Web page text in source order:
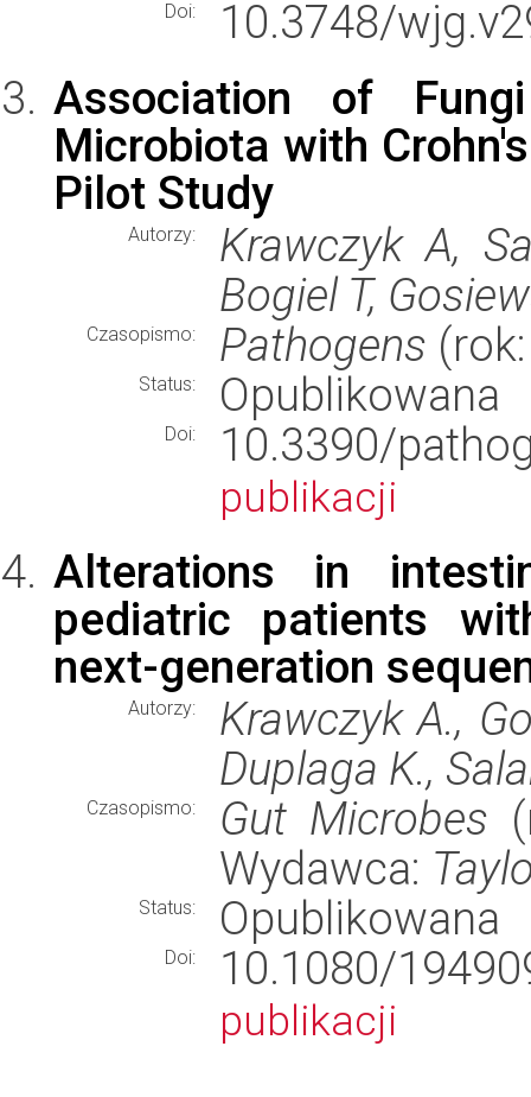
Doi:
10.3748/
Association of
Microbiota with
Pilot Study
Autorzy:
Krawczyk A,
Bogiel T,
Czasopismo: Pathogens
Status: Opublikowana
Doi: 10.3390/
publikacji
Alterations in
pediatric patients
next-generation
Autorzy:
Krawczyk A.,
Duplaga K.,
Czasopismo: Gut Microbes
Wydawca:
Status: Opublikowana
Doi: 10.1080/
publikacji